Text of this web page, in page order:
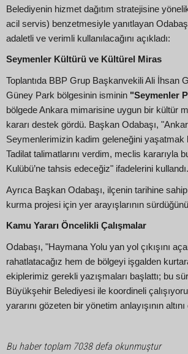
Belediyenin hizmet dağıtım stratejisine
acil servis) benzetmesiyle yanıtlayan
adaletli ve verimli kullanılacağını açıkladı:
Seymenler Kültürü ve Kültürel Miras
Toplantıda BBP Grup Başkanvekili Ali İhsan
Güney Park bölgesinin isminin "Seymenler
bölgede Ankara mimarisine uygun bir kültür
kararı destek gördü. Başkan Odabaşı,
Seymenlerimizin kadim geleneğini yaşatmak
Tadilat talimatlarını verdim, meclis kararıyla
Kulübü’ne tahsis edeceğiz" ifadelerini kullandı.
Ayrıca Başkan Odabaşı, ilçenin tarihine
kurma projesi için yer arayışlarının
Kamu Yararı Öncelikli Çalışmalar
Odabaşı, "Haymana Yolu yan yol çıkışını
rahatlatacağız hem de bölgeyi işgalden
ekiplerimiz gerekli yazışmaları başlattı; bu
Büyükşehir Belediyesi ile koordineli
yararını gözeten bir yönetim anlayışının
Bu haber toplam 7038 defa okunmuştur